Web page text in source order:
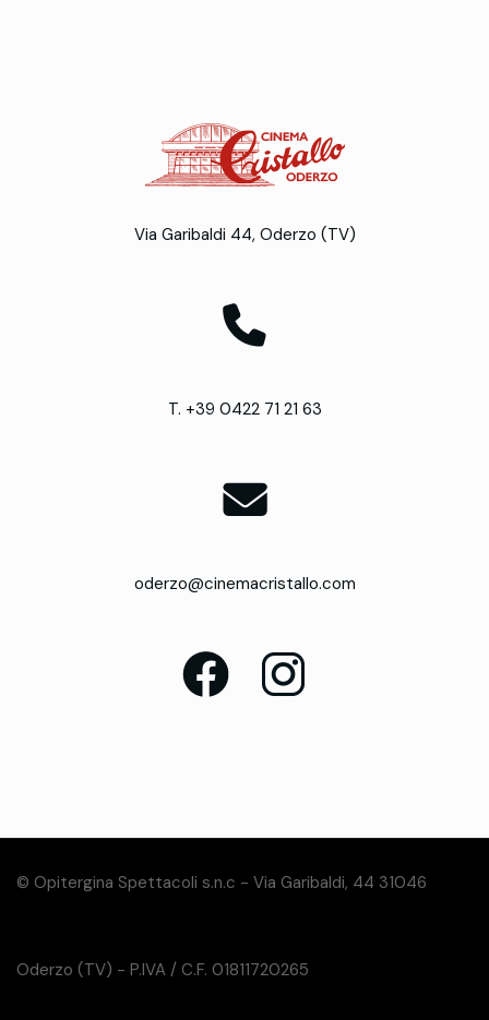
Via Garibaldi 44, Oderzo (TV)
T. +39 0422 71 21 63
oderzo@cinemacristallo.com
© Opitergina Spettacoli s.n.c - Via Garibaldi, 44 31046
Oderzo (TV) - P.IVA / C.F. 01811720265